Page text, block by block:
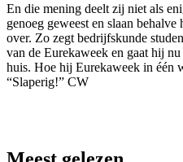
En die mening deelt zij niet als
genoeg geweest en slaan
over. Zo zegt bedrijfskunde
van de Eurekaweek en gaat hij
huis. Hoe hij Eurekaweek in één
“Slaperig!” CW